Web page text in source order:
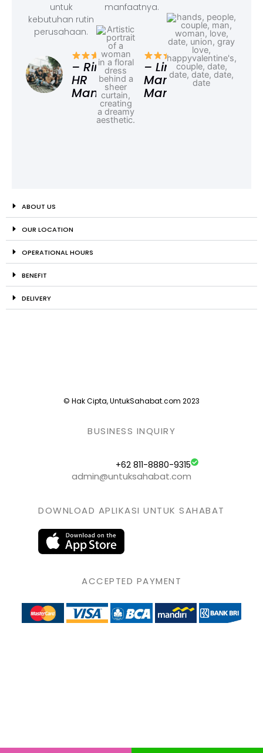
untuk
kebutuhan rutin
perusahaan.
– Rina,
HR
Manager
manfaatnya.
– Linda,
Marketing
Manager
ABOUT US
OUR LOCATION
OPERATIONAL HOURS
BENEFIT
DELIVERY
© Hak Cipta, UntukSahabat.com 2023
BUSINESS INQUIRY
+62 811-8880-9315
admin@untuksahabat.com
DOWNLOAD APLIKASI UNTUK SAHABAT
ACCEPTED PAYMENT